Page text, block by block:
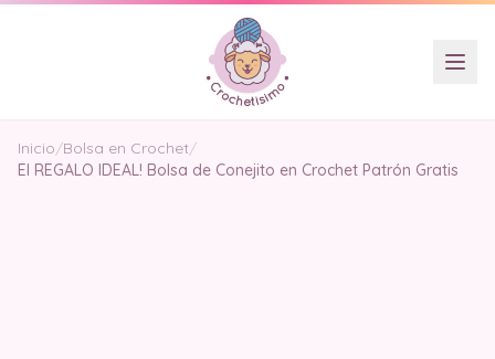
Inicio/Bolsa en Crochet/
El REGALO IDEAL! Bolsa de Conejito en Crochet Patrón Gratis